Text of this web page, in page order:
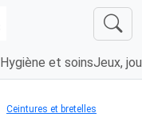
Hygiène et soinsJeux,
Ceintures et bretelles